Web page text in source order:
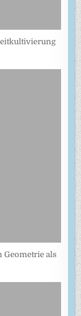
Geometrie als